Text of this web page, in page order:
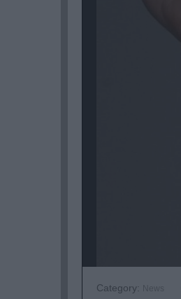
Category: News